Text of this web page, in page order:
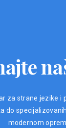
za strane jezike
do
modernom